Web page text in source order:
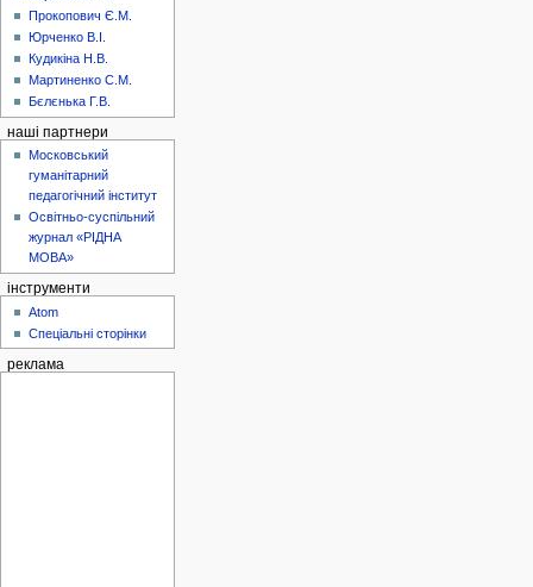
Прокопович Є.М.
Юрченко В.І.
Кудикіна Н.В.
Мартиненко С.М.
Бєлєнька Г.В.
наші партнери
Московський
гуманітарний
педагогічний інститут
Освітньо-суспільний
журнал «РІДНА
МОВА»
інструменти
Atom
Спеціальні сторінки
реклама